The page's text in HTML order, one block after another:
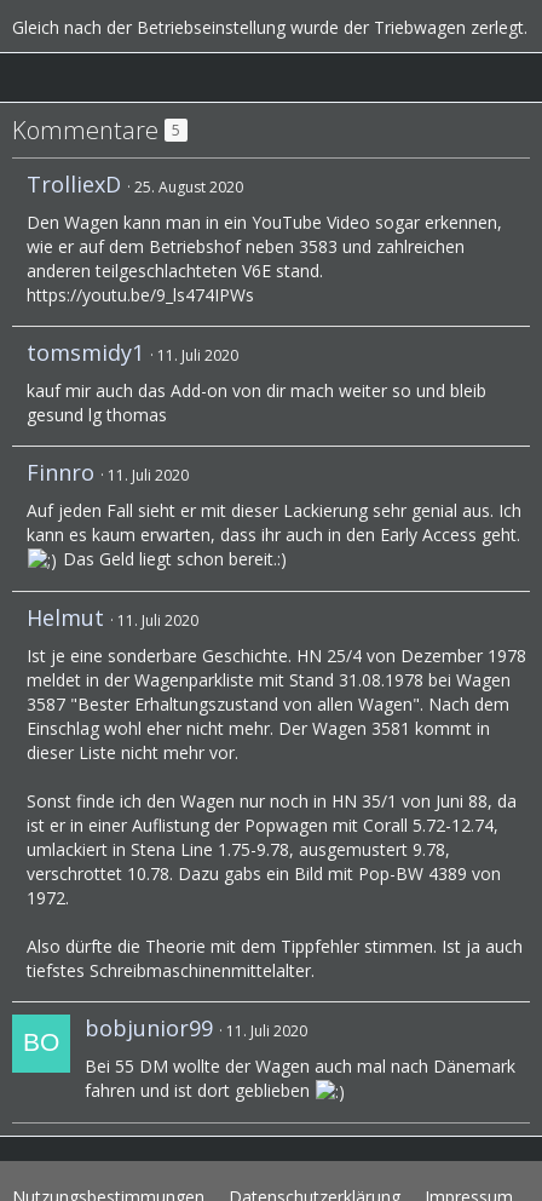
Gleich nach der Betriebseinstellung wurde der Triebwagen zerlegt.
Kommentare 5
TrolliexD 25. August 2020
Den Wagen kann man in ein YouTube Video sogar erkennen,
wie er auf dem Betriebshof neben 3583 und zahlreichen
anderen teilgeschlachteten V6E stand.
https://youtu.be/9_ls474IPWs
tomsmidy1 11. Juli 2020
kauf mir auch das Add-on von dir mach weiter so und bleib
gesund lg thomas
Finnro 11. Juli 2020
Auf jeden Fall sieht er mit dieser Lackierung sehr genial aus. Ich
kann es kaum erwarten, dass ihr auch in den Early Access geht.
Das Geld liegt schon bereit.:)
Helmut 11. Juli 2020
Ist je eine sonderbare Geschichte. HN 25/4 von Dezember 1978
meldet in der Wagenparkliste mit Stand 31.08.1978 bei Wagen
3587 "Bester Erhaltungszustand von allen Wagen". Nach dem
Einschlag wohl eher nicht mehr. Der Wagen 3581 kommt in
dieser Liste nicht mehr vor.
Sonst finde ich den Wagen nur noch in HN 35/1 von Juni 88, da
ist er in einer Auflistung der Popwagen mit Corall 5.72-12.74,
umlackiert in Stena Line 1.75-9.78, ausgemustert 9.78,
verschrottet 10.78. Dazu gabs ein Bild mit Pop-BW 4389 von
1972.
Also dürfte die Theorie mit dem Tippfehler stimmen. Ist ja auch
tiefstes Schreibmaschinenmittelalter.
bobjunior99 11. Juli 2020
Bei 55 DM wollte der Wagen auch mal nach Dänemark
fahren und ist dort geblieben